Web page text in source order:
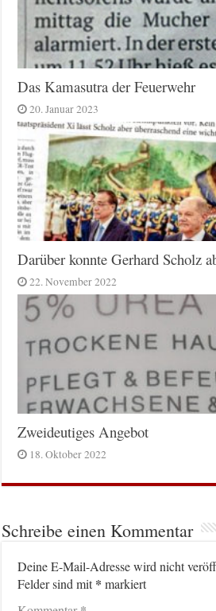
Das Kamasutra der Feuerwehr
20. Januar 2023
Darüber konnte Gerhard Scholz
22. November 2022
Zweideutiges Angebot
18. Oktober 2022
Schreibe einen Kommentar
Deine E-Mail-Adresse wird nicht
Felder sind mit* markiert